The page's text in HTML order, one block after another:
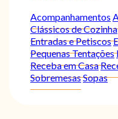
Acompanhamentos
Clássicos de Cozinha
Entradas e Petiscos
Pequenas Tentações
Receba em Casa
SobremesasSopas